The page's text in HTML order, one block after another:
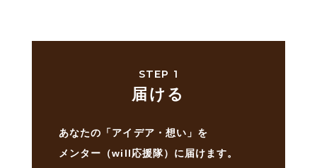
STEP 1
届ける
あなたの「アイデア・想い」を
メンター（will応援隊）に届けます。